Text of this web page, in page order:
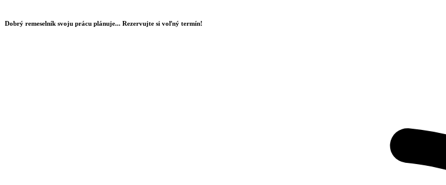
na
Dobrý remeselník svoju prácu plánuje... Rezervujte si voľný termín!